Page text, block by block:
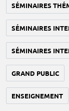
SÉMINAIRES
SÉMINAIRES
SÉMINAIRES
GRAND PUBLIC
ENSEIGNEMENT